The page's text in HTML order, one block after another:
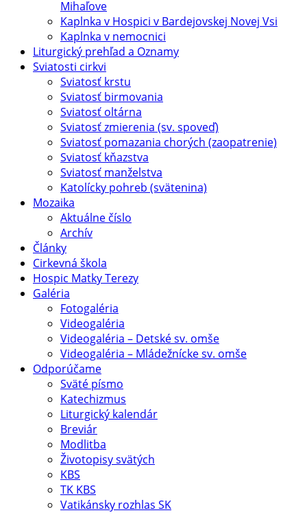
Mihaľove
Kaplnka v Hospici v Bardejovskej Novej Vsi
Kaplnka v nemocnici
Liturgický prehľad a Oznamy
Sviatosti cirkvi
Sviatosť krstu
Sviatosť birmovania
Sviatosť oltárna
Sviatosť zmierenia (sv. spoveď)
Sviatosť pomazania chorých (zaopatrenie)
Sviatosť kňazstva
Sviatosť manželstva
Katolícky pohreb (svätenina)
Mozaika
Aktuálne číslo
Archív
Články
Cirkevná škola
Hospic Matky Terezy
Galéria
Fotogaléria
Videogaléria
Videogaléria – Detské sv. omše
Videogaléria – Mládežnícke sv. omše
Odporúčame
Sväté písmo
Katechizmus
Liturgický kalendár
Breviár
Modlitba
Životopisy svätých
KBS
TK KBS
Vatikánsky rozhlas SK